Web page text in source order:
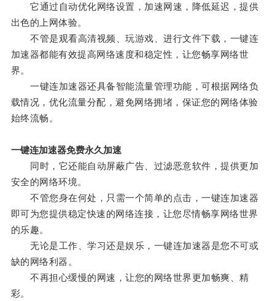
它通过自动优化网络设置，加速网速，降低延迟，提供
出色的上网体验。
不管是观看高清视频、玩游戏、进行文件下载，一键连
加速器都能有效提高网络速度和稳定性，让您畅享网络世
界。
一键连加速器还具备智能流量管理功能，可根据网络负
载情况，优化流量分配，避免网络拥堵，保证您的网络体验
始终流畅。
一键连加速器免费永久加速
同时，它还能自动屏蔽广告、过滤恶意软件，提供更加
安全的网络环境。
不管您身在何处，只需一个简单的点击，一键连加速器
即可为您提供稳定快速的网络连接，让您尽情畅享网络世界
的乐趣。
无论是工作、学习还是娱乐，一键连加速器是您不可或
缺的网络利器。
不再担心缓慢的网速，让您的网络世界更加畅爽、精
彩。